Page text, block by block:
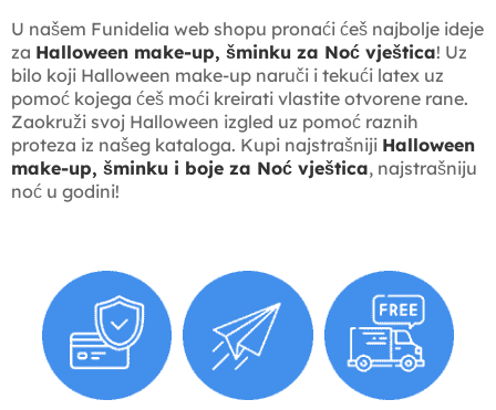
U našem Funidelia web shopu pronaći ćeš najbolje ideje
za Halloween make-up, šminku za Noć vještica! Uz
bilo koji Halloween make-up naruči i tekući latex uz
pomoć kojega ćeš moći kreirati vlastite otvorene rane.
Zaokruži svoj Halloween izgled uz pomoć raznih
proteza iz našeg kataloga. Kupi najstrašniji Halloween
make-up, šminku i boje za Noć vještica, najstrašniju
noć u godini!